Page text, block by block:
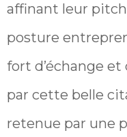
affinant leur
posture
fort d’échange
par cette belle
retenue par une